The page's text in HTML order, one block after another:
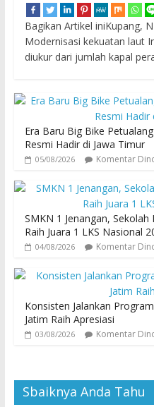
Bagikan Artikel iniKupang,
Modernisasi kekuatan laut
diukur dari jumlah kapal
Era Baru Big Bike
Resmi Hadir di Jawa Timur
05/08/2026 Komentar
SMKN 1 Jenangan,
Raih Juara 1 LKS Nasional
04/08/2026 Komentar
Konsisten Jalankan
Jatim Raih Apresiasi
03/08/2026 Komentar
Sbaiknya Anda Tahu